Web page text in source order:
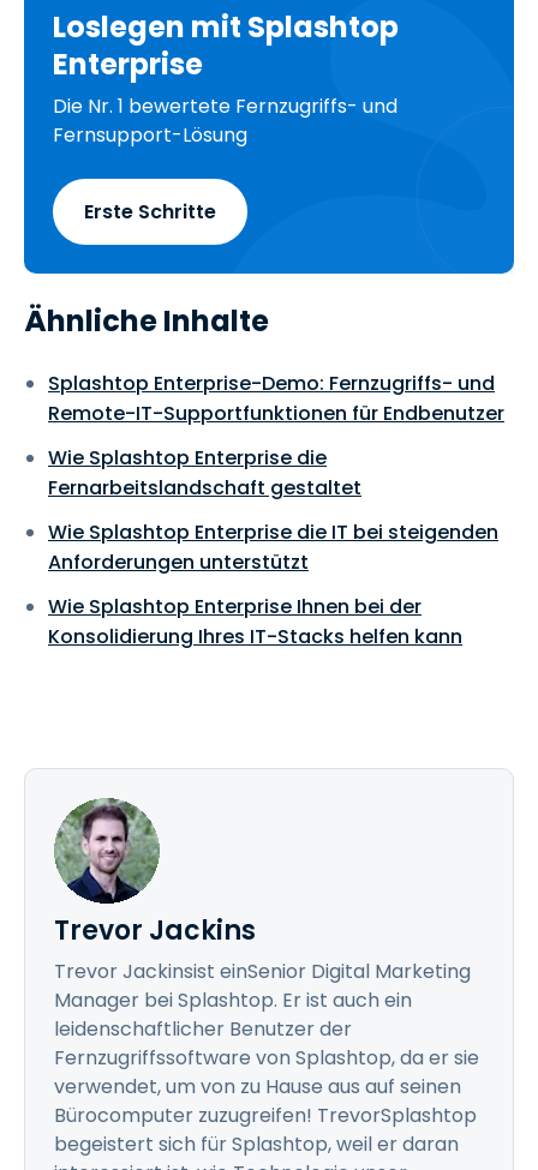
Loslegen mit Splashtop
Enterprise
Die Nr. 1 bewertete Fernzugriffs- und
Fernsupport-Lösung
Erste Schritte
Ähnliche Inhalte
Splashtop Enterprise-Demo: Fernzugriffs- und
Remote-IT-Supportfunktionen für Endbenutzer
Wie Splashtop Enterprise die
Fernarbeitslandschaft gestaltet
Wie Splashtop Enterprise die IT bei steigenden
Anforderungen unterstützt
Wie Splashtop Enterprise Ihnen bei der
Konsolidierung Ihres IT-Stacks helfen kann
Trevor Jackins
Trevor Jackinsist einSenior Digital Marketing
Manager bei Splashtop. Er ist auch ein
leidenschaftlicher Benutzer der
Fernzugriffssoftware von Splashtop, da er sie
verwendet, um von zu Hause aus auf seinen
Bürocomputer zuzugreifen! TrevorSplashtop
begeistert sich für Splashtop, weil er daran